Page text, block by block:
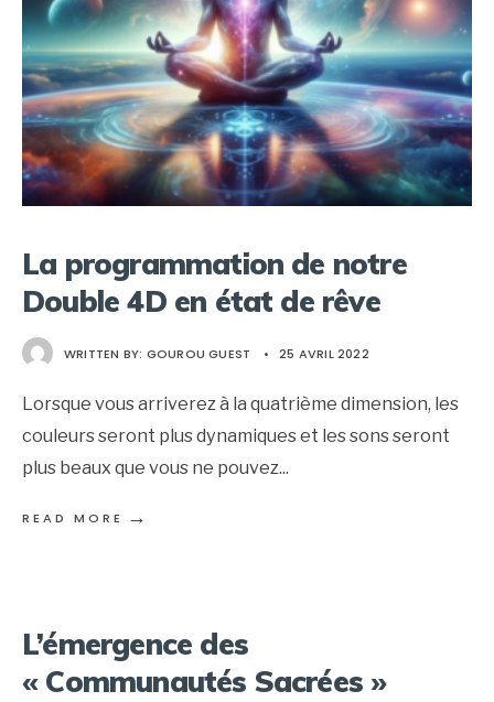
La programmation de notre
Double 4D en état de rêve
WRITTEN BY: GOUROU GUEST • 25 AVRIL 2022
Lorsque vous arriverez à la quatrième dimension, les
couleurs seront plus dynamiques et les sons seront
plus beaux que vous ne pouvez...
READ MORE →
L’émergence des
« Communautés Sacrées »